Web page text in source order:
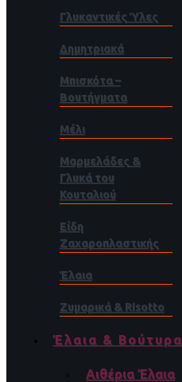
Γλυκαντικές Ύλες
Δημητριακά
Μπισκότα –
Βουτήγματα
Μέλι
Μαρμελάδες &
Γλυκά του
Κουταλιού
Είδη
Ζαχαροπλαστικής
Έλαια
Ζυμαρικά & Risotto
Έλαια & Βούτυρα
Αιθέρια Έλαια